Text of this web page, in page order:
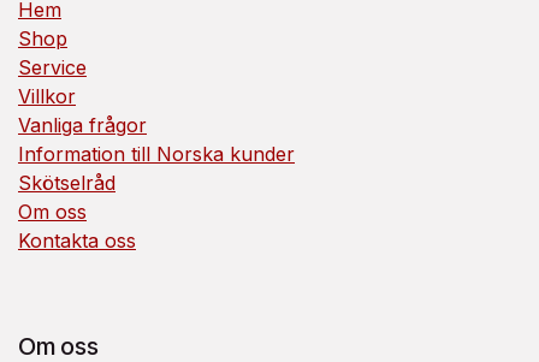
Hem
Shop
Service
Villkor
Vanliga frågor
Information till Norska kunder
Skötselråd
Om oss
Kontakta oss
Om oss